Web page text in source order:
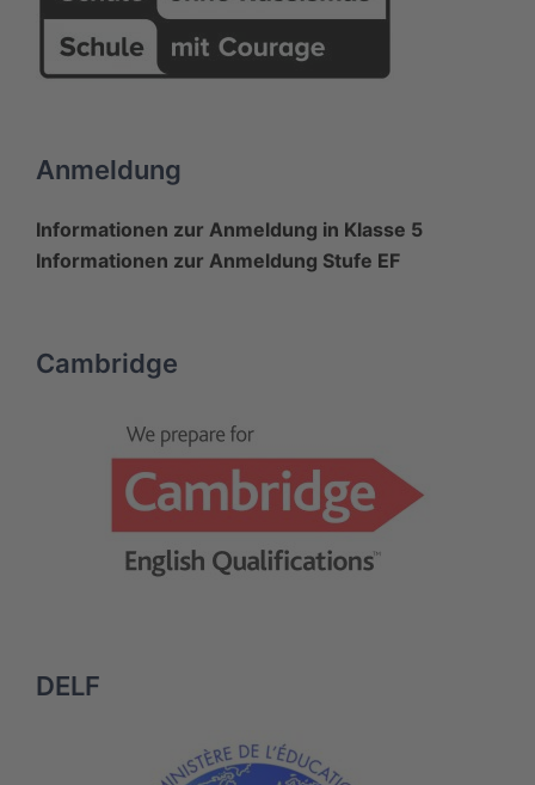
Anmeldung
Informationen zur Anmeldung in Klasse 5
Informationen zur Anmeldung Stufe EF
Cambridge
DELF